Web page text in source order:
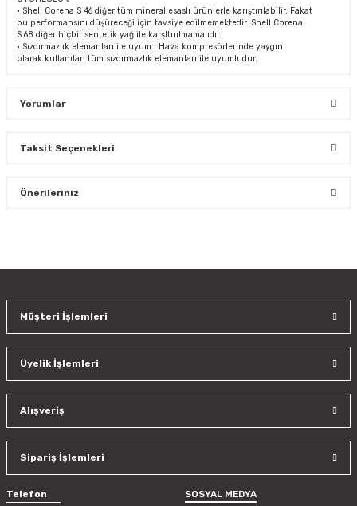
• Shell Corena S 46 diğer tüm mineral esaslı ürünlerle karıştırılabilir. Fakat
bu performansını düşüreceği için tavsiye edilmemektedir. Shell Corena
S 68 diğer hiçbir sentetik yağ ile karşltırılmamalıdır.
• Sızdırmazlık elemanları ile uyum : Hava kompresörlerinde yaygın
olarak kullanılan tüm sızdırmazlık elemanları ile uyumludur.
Yorumlar
Taksit Seçenekleri
Önerileriniz
Ürün resmi kalitesiz, bozuk veya görüntülenemiyor.
Ürün bilgilerinde hatalar bulunuyor.
Bu ürüne benzer farklı alternatifler olmalı.
Müşteri İşlemleri
Üyelik İşlemleri
Alışveriş
Sipariş İşlemleri
Telefon SOSYAL MEDYA